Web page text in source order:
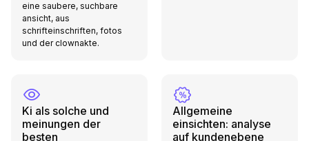
eine saubere, suchbare
ansicht, aus
schrifteinschriften, fotos
und der clownakte.
Ki als solche und
meinungen der
besten
Allgemeine
einsichten: analyse
auf kundenebene